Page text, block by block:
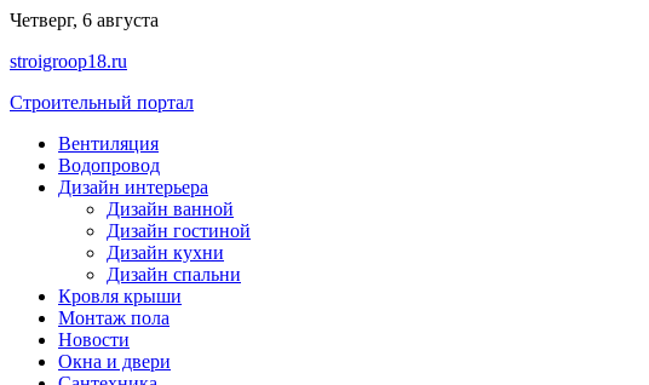
Перейти
содержимому
Четверг, 6 августа
stroigroop18.ru
Строительный портал
Вентиляция
Водопровод
Дизайн интерьера
Дизайн ванной
Дизайн гостиной
Дизайн кухни
Дизайн спальни
Кровля крыши
Монтаж пола
Новости
Окна и двери